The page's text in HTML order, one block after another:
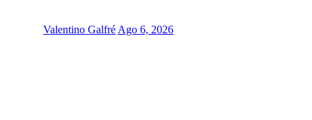
Valentino Galfré Ago 6, 2026